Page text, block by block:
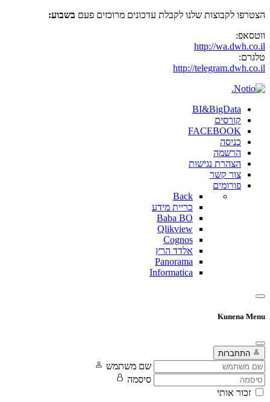
הצטרפו לקבוצות שלנו לקבלת עדכונים מרוכזים פעם בשבוע:
ווטסאפ:
http://wa.dwh.co.il
טלגרם:
http://telegram.dwh.co.il
BI&BigData
קורסים
FACEBOOK
כניסה
הרשמה
הצהרת נגישות
צור קשר
פורומים
Back
כריית מידע
Baba BO
Qlikview
Cognos
אלדד הרץ
Panorama
Informatica
Kunena Menu
התחברות
שם משתמש
סיסמה
זכור אותי